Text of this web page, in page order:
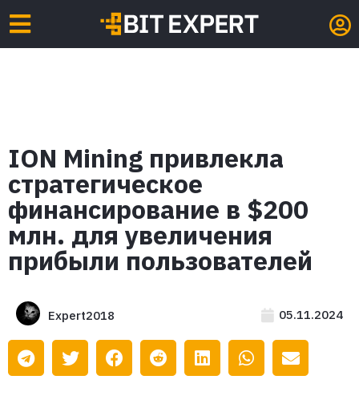
ION Mining привлекла
стратегическое
финансирование в $200
млн. для увеличения
прибыли пользователей
Expert2018 05.11.2024